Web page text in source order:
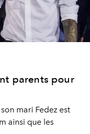
parents pour
mari Fedez est
ainsi que les